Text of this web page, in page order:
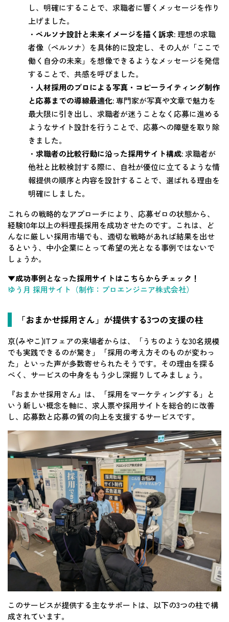
し、明確にすることで、求職者に響くメッセージを作り
上げました。
・ ペルソナ設計と未来イメージを描く訴求:理想の求職
者像（ペルソナ）を具体的に設定し、その人が「ここで
働く自分の未来」を想像できるようなメッセージを発信
することで、共感を呼びました。
・ 人材採用のプロによる写真・コピーライティング制作
と応募までの導線最適化:専門家が写真や文章で魅力を
最大限に引き出し、求職者が迷うことなく応募に進める
ようなサイト設計を行うことで、応募への障壁を取り除
きました。
・ 求職者の比較行動に沿った採用サイト構成:求職者が
他社と比較検討する際に、自社が優位に立てるような情
報提供の順序と内容を設計することで、選ばれる理由を
明確にしました。
これらの戦略的なアプローチにより、応募ゼロの状態から、
経験10年以上の料理長採用を成功させたのです。これは、ど
んなに厳しい採用市場でも、適切な戦略があれば結果を出せ
るという、中小企業にとって希望の光となる事例ではないで
しょうか。
▼成功事例となった採用サイトはこちらからチェック！
ゆう月 採用サイト（制作：プロエンジニア株式会社）
「おまかせ採用さん」が提供する3つの支援の柱
京(みやこ)ITフェアの来場者からは、「うちのような30名規模
でも実践できるのが驚き」「採用の考え方そのものが変わっ
た」といった声が多数寄せられたそうです。その理由を探る
べく、サービスの中身をもう少し深掘りしてみましょう。
『おまかせ採用さん』は、「採用をマーケティングする」と
いう新しい概念を軸に、求人票や採用サイトを総合的に改善
し、応募数と応募の質の向上を支援するサービスです。
このサービスが提供する主なサポートは、以下の3つの柱で構
成されています。